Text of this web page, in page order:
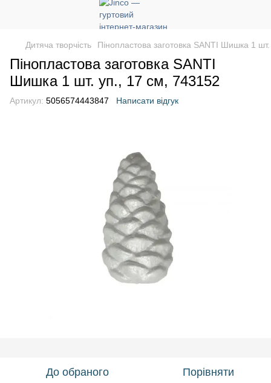
Дитяча творчість Пінопластова заготовка SANTI Шишка 1
Пінопластова заготовка SANTI
Шишка 1 шт. уп., 17 см, 743152
Артикул: 5056574443847 Написати відгук
До обраного Порівняти